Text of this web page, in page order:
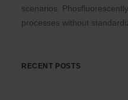
scenarios.
processes without
RECENT POSTS